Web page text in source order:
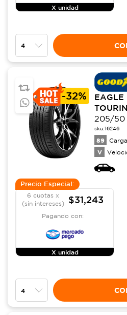
X unidad
-32%
EAGLE
205/50
sku:16246
89
V
Precio Especial:
6 cuotas x
(sin intereses)
$31,243
Pagando con:
X unidad